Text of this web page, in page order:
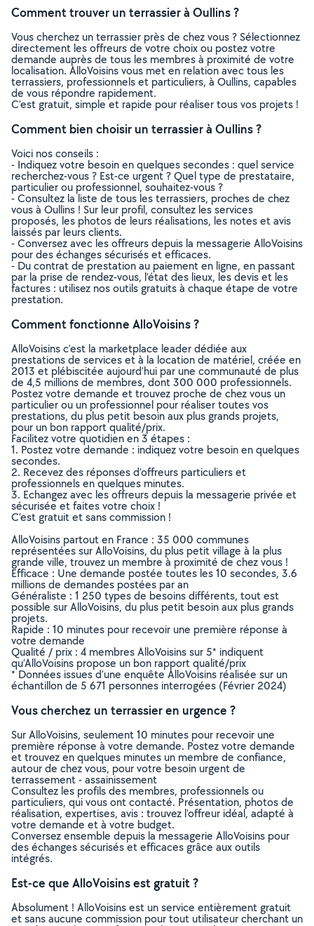
Comment trouver un terrassier à Oullins ?
Vous cherchez un terrassier près de chez vous ? Sélectionnez
directement les offreurs de votre choix ou postez votre
demande auprès de tous les membres à proximité de votre
localisation. AlloVoisins vous met en relation avec tous les
terrassiers, professionnels et particuliers, à Oullins, capables
de vous répondre rapidement.
C’est gratuit, simple et rapide pour réaliser tous vos projets !
Comment bien choisir un terrassier à Oullins ?
Voici nos conseils :
- Indiquez votre besoin en quelques secondes : quel service
recherchez-vous ? Est-ce urgent ? Quel type de prestataire,
particulier ou professionnel, souhaitez-vous ?
- Consultez la liste de tous les terrassiers, proches de chez
vous à Oullins ! Sur leur profil, consultez les services
proposés, les photos de leurs réalisations, les notes et avis
laissés par leurs clients.
- Conversez avec les offreurs depuis la messagerie AlloVoisins
pour des échanges sécurisés et efficaces.
- Du contrat de prestation au paiement en ligne, en passant
par la prise de rendez-vous, l’état des lieux, les devis et les
factures : utilisez nos outils gratuits à chaque étape de votre
prestation.
Comment fonctionne AlloVoisins ?
AlloVoisins c’est la marketplace leader dédiée aux
prestations de services et à la location de matériel, créée en
2013 et plébiscitée aujourd’hui par une communauté de plus
de 4,5 millions de membres, dont 300 000 professionnels.
Postez votre demande et trouvez proche de chez vous un
particulier ou un professionnel pour réaliser toutes vos
prestations, du plus petit besoin aux plus grands projets,
pour un bon rapport qualité/prix.
Facilitez votre quotidien en 3 étapes :
1. Postez votre demande : indiquez votre besoin en quelques
secondes.
2. Recevez des réponses d’offreurs particuliers et
professionnels en quelques minutes.
3. Echangez avec les offreurs depuis la messagerie privée et
sécurisée et faites votre choix !
C’est gratuit et sans commission !
AlloVoisins partout en France : 35 000 communes
représentées sur AlloVoisins, du plus petit village à la plus
grande ville, trouvez un membre à proximité de chez vous !
Efficace : Une demande postée toutes les 10 secondes, 3.6
millions de demandes postées par an
Généraliste : 1 250 types de besoins différents, tout est
possible sur AlloVoisins, du plus petit besoin aux plus grands
projets.
Rapide : 10 minutes pour recevoir une première réponse à
votre demande
Qualité / prix : 4 membres AlloVoisins sur 5* indiquent
qu’AlloVoisins propose un bon rapport qualité/prix
* Données issues d’une enquête AlloVoisins réalisée sur un
échantillon de 5 671 personnes interrogées (Février 2024)
Vous cherchez un terrassier en urgence ?
Sur AlloVoisins, seulement 10 minutes pour recevoir une
première réponse à votre demande. Postez votre demande
et trouvez en quelques minutes un membre de confiance,
autour de chez vous, pour votre besoin urgent de
terrassement - assainissement
Consultez les profils des membres, professionnels ou
particuliers, qui vous ont contacté. Présentation, photos de
réalisation, expertises, avis : trouvez l'offreur idéal, adapté à
votre demande et à votre budget.
Conversez ensemble depuis la messagerie AlloVoisins pour
des échanges sécurisés et efficaces grâce aux outils
intégrés.
Est-ce que AlloVoisins est gratuit ?
Absolument ! AlloVoisins est un service entièrement gratuit
et sans aucune commission pour tout utilisateur cherchant un